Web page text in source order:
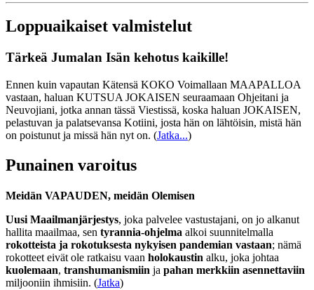
Loppuaikaiset valmistelut
Tärkeä Jumalan Isän kehotus kaikille!
Ennen kuin vapautan Kätensä KOKO Voimallaan MAAPALLOA
vastaan, haluan KUTSUA JOKAISEN seuraamaan Ohjeitani ja
Neuvojiani, jotka annan tässä Viestissä, koska haluan JOKAISEN,
pelastuvan ja palatsevansa Kotiini, josta hän on lähtöisin, mistä hän
on poistunut ja missä hän nyt on. (Jatka...)
Punainen varoitus
Meidän VAPAUDEN, meidän Olemisen
Uusi Maailmanjärjestys, joka palvelee vastustajani, on jo alkanut
hallita maailmaa, sen tyrannia-ohjelma alkoi suunnitelmalla
rokotteista ja rokotuksesta nykyisen pandemian vastaan; nämä
rokotteet eivät ole ratkaisu vaan holokaustin alku, joka johtaa
kuolemaan, transhumanismiin ja pahan merkkiin asennettaviin
miljooniin ihmisiin. (Jatka)